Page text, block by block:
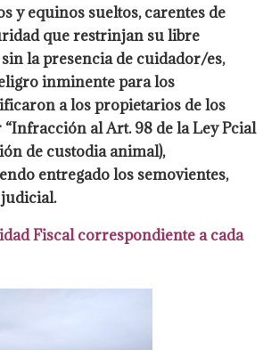
yequinos sueltos, carentes de
que restrinjan su libre
sin la presencia de cuidador/es,
inminente para los
a los propietarios de los
al Art. 98 de la Ley Pcial
de custodia animal),
entregado los semovientes,
Fiscal correspondiente a cada